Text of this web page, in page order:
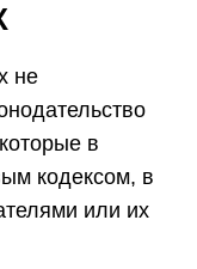
не
в
кодексом, в
или их